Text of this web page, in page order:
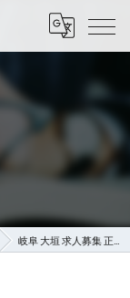
岐阜 大垣 求人募集 正社員